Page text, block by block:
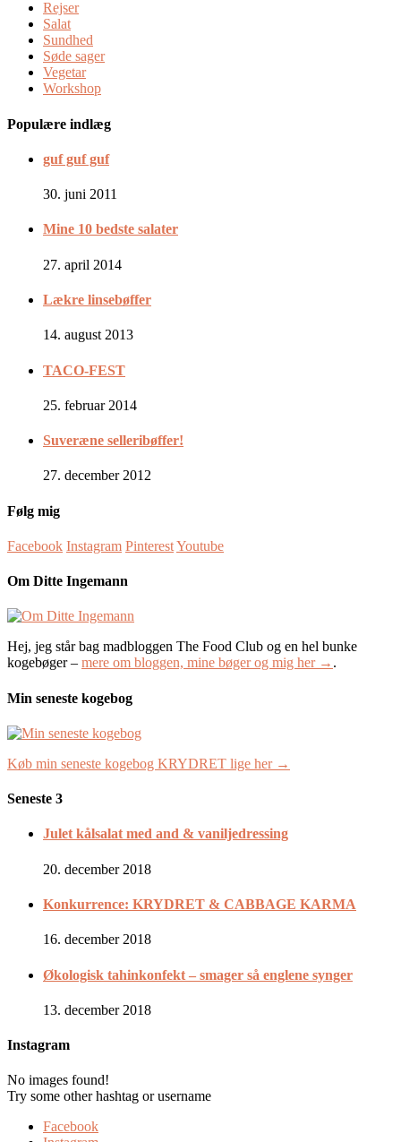
Rejser
Salat
Sundhed
Søde sager
Vegetar
Workshop
Populære indlæg
guf guf guf
30. juni 2011
Mine 10 bedste salater
27. april 2014
Lækre linsebøffer
14. august 2013
TACO-FEST
25. februar 2014
Suveræne selleribøffer!
27. december 2012
Følg mig
Facebook Instagram PinterestYoutube
Om Ditte Ingemann
Hej, jeg står bag madbloggen The Food Club og en hel bunke
kogebøger – mere om bloggen, mine bøger og mig her → .
Min seneste kogebog
Køb min seneste kogebog KRYDRET lige her →
Seneste 3
Julet kålsalat med and & vaniljedressing
20. december 2018
Konkurrence: KRYDRET & CABBAGE KARMA
16. december 2018
Økologisk tahinkonfekt – smager så englene synger
13. december 2018
Instagram
No images found!
Try some other hashtag or username
Facebook